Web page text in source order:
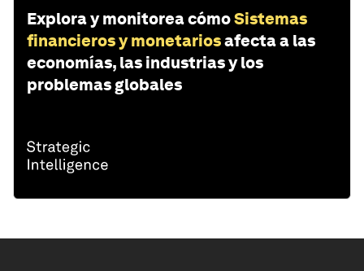
Explora y monitorea cómoSistemas
financieros y monetariosafecta a las
economías, las industrias y los
problemas globales